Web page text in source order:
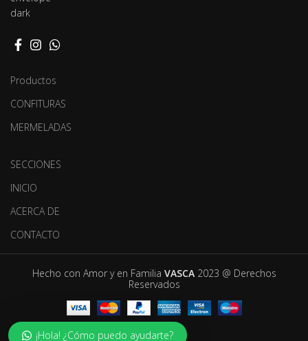
Productos
CONFITURAS
MERMELADAS
SECCIONES
INICIO
ACERCA DE
CONTACTO
Hecho con Amor y en Familia VASCA2023 @ Derechos
Reservados
¡Hola! ¿Cómo puedo ayudarte?